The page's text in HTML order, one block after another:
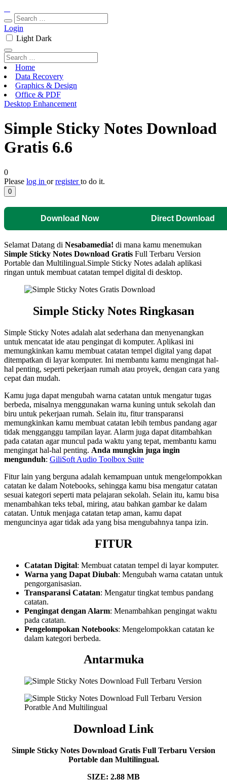
Login
Light Dark
Home
Data Recovery
Graphics & Design
Office & PDF
Desktop Enhancement
Simple Sticky Notes Download
Gratis 6.6
0
Please log in orregisterto do it.
0
Download Now Direct Download
Selamat Datang di Nesabamedia! di mana kamu menemukan
Simple Sticky Notes Download Gratis Full Terbaru Version
Portable dan Multilingual.Simple Sticky Notes adalah aplikasi
ringan untuk membuat catatan tempel digital di desktop.
Simple Sticky Notes Ringkasan
Simple Sticky Notes adalah alat sederhana dan menyenangkan
untuk mencatat ide atau pengingat di komputer. Aplikasi ini
memungkinkan kamu membuat catatan tempel digital yang dapat
ditempatkan di layar komputer. Ini membantu kamu mengingat hal-
hal penting, seperti pekerjaan rumah atau proyek, dengan cara yang
cepat dan mudah.
Kamu juga dapat mengubah warna catatan untuk mengatur tugas
berbeda, misalnya menggunakan warna kuning untuk sekolah dan
biru untuk pekerjaan rumah. Selain itu, fitur transparansi
memungkinkan kamu membuat catatan lebih tembus pandang agar
tidak mengganggu tampilan layar. Alarm juga dapat ditambahkan
pada catatan agar muncul pada waktu yang tepat, membantu kamu
mengingat hal-hal penting. Anda mungkin juga ingin
mengunduh: GiliSoft Audio Toolbox Suite
Fitur lain yang berguna adalah kemampuan untuk mengelompokkan
catatan ke dalam Notebooks, sehingga kamu bisa mengatur catatan
sesuai kategori seperti mata pelajaran sekolah. Selain itu, kamu bisa
menambahkan teks tebal, miring, atau bahkan gambar ke dalam
catatan. Untuk menjaga catatan tetap aman, kamu dapat
menguncinya agar tidak ada yang bisa mengubahnya tanpa izin.
FITUR
Catatan Digital: Membuat catatan tempel di layar komputer.
Warna yang Dapat Diubah: Mengubah warna catatan untuk
pengorganisasian.
Transparansi Catatan: Mengatur tingkat tembus pandang
catatan.
Pengingat dengan Alarm: Menambahkan pengingat waktu
pada catatan.
Pengelompokan Notebooks: Mengelompokkan catatan ke
dalam kategori berbeda.
Antarmuka
Download Link
Simple Sticky Notes Download Gratis Full Terbaru Version
Portable dan Multilingual.
SIZE: 2.88 MB